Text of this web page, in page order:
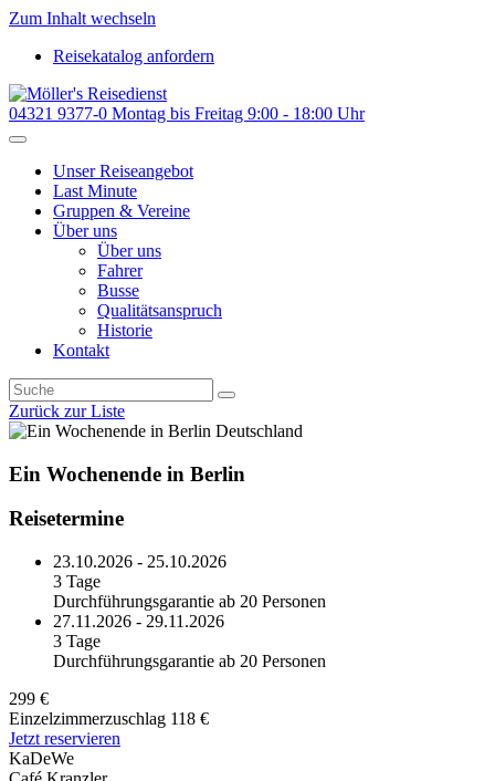
Zum Inhalt wechseln
Reisekatalog anfordern
04321 9377-0 Montag bis Freitag 9:00 - 18:00 Uhr
Unser Reiseangebot
Last Minute
Gruppen & Vereine
Über uns
Über uns
Fahrer
Busse
Qualitätsanspruch
Historie
Kontakt
Zurück zur Liste
Deutschland
Ein Wochenende in Berlin
Reisetermine
23.10.2026 - 25.10.2026
3 Tage
Durchführungsgarantie ab 20 Personen
27.11.2026 - 29.11.2026
3 Tage
Durchführungsgarantie ab 20 Personen
299 €
Einzelzimmerzuschlag 118 €
Jetzt reservieren
KaDeWe